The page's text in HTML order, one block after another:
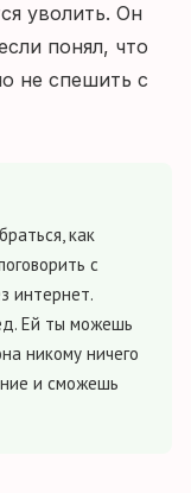
уволить. Он
понял, что
не спешить с
как
с
интернет.
Ей ты можешь
никому ничего
и сможешь